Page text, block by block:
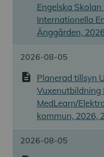
Engelska Skolan
Internationella
Änggården,
description
Planerad tillsyn
Vuxenutbildning
MedLearn/
kommun, 2026,
2026-08-05
2026-08-05